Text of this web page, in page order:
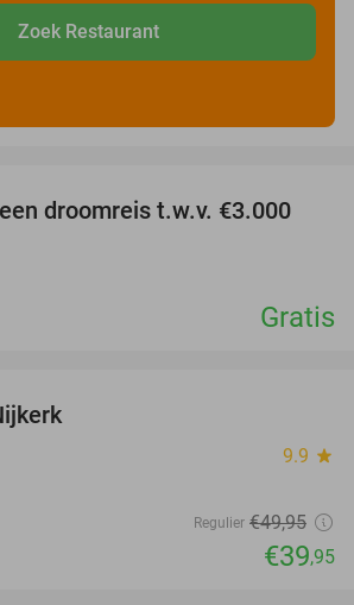
Zoek Restaurant
droomreis t.w.v. €3.000
Gratis
9.9 star
Regulier €49,95
€39,95